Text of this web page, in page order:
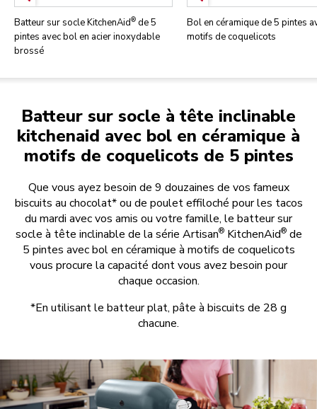
Batteur sur socle KitchenAid® de 5
pintes avec bol en acier inoxydable
brossé
Bol en céramique de 5 pintes
motifs de coquelicots
Batteur sur socle à tête inclinable
kitchenaid avec bol en céramique à
motifs de coquelicots de 5 pintes
Que vous ayez besoin de 9 douzaines de vos fameux
biscuits au chocolat* ou de poulet effiloché pour les tacos
du mardi avec vos amis ou votre famille, le batteur sur
socle à tête inclinable de la série Artisan®KitchenAid®de
5 pintes avec bol en céramique à motifs de coquelicots
vous procure la capacité dont vous avez besoin pour
chaque occasion.
*En utilisant le batteur plat, pâte à biscuits de 28 g
chacune.